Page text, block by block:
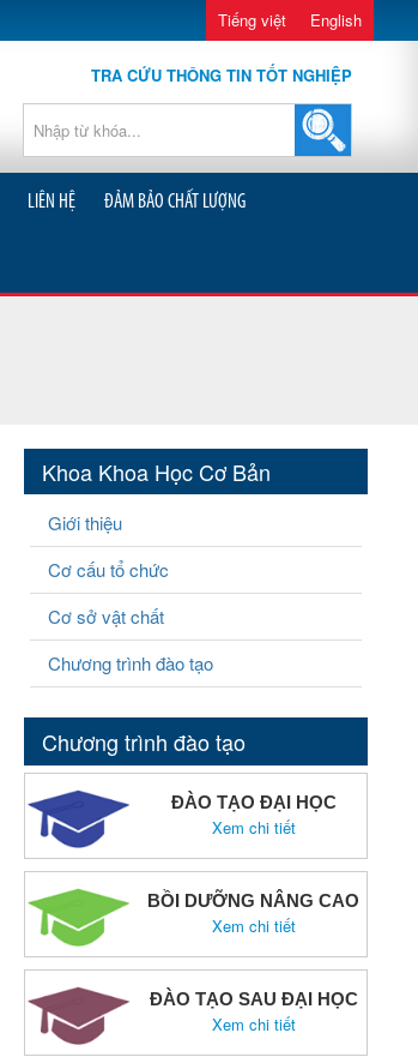
Tiếng việt English
TRA CỨU THÔNG TIN TỐT NGHIỆP
LIÊN HỆ ĐẢM BẢO CHẤT LƯỢNG
Khoa Khoa Học Cơ Bản
Giới thiệu
Cơ cấu tổ chức
Cơ sở vật chất
Chương trình đào tạo
Chương trình đào tạo
ĐÀO TẠO ĐẠI HỌC
Xem chi tiết
BỒI DƯỠNG NÂNG CAO
Xem chi tiết
ĐÀO TẠO SAU ĐẠI HỌC
Xem chi tiết